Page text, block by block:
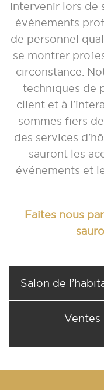
intervenir lors de
événements
de personnel
se montrer
circonstance.
techniques de
client et à
sommes fiers
des services
sauront les
événements et
Faites nous
Salon de
Ventes